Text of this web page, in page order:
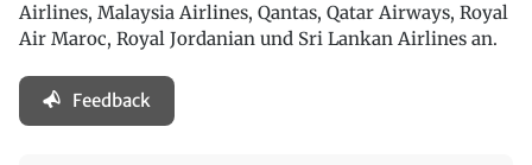
Airlines, Malaysia Airlines, Qantas, Qatar Airways, Royal
Air Maroc, Royal Jordanian und Sri Lankan Airlines an.
Feedback